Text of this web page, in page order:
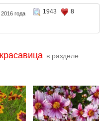
года 1943
8
в разделе